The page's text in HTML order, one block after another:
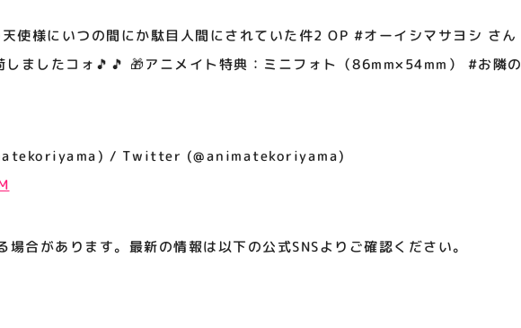
） #お隣の天使様
使様にいつの間にか駄目人間にされていた件2 OP #オーイシマサヨシ さん
ましたコォ🎵🎵 🎁アニメイト特典：ミニフォト（86mm×54mm） #お隣の
/ Twitter (@animatekoriyama)
合があります。最新の情報は以下の公式SNSよりご確認ください。